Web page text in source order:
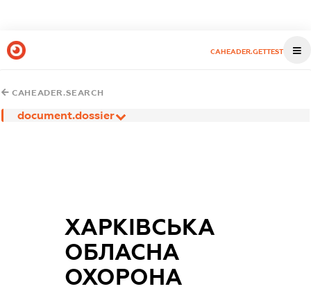
CAHEADER.GETTEST
CAHEADER.SEARCH
document.dossier
ХАРКІВСЬКА
ОБЛАСНА
ОХОРОНА